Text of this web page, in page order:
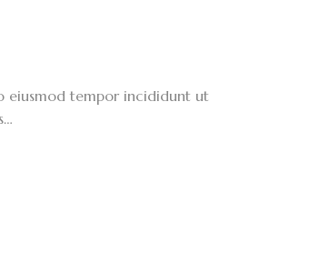
eiusmod tempor incididunt ut